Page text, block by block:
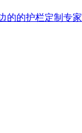
的的护栏定制专家